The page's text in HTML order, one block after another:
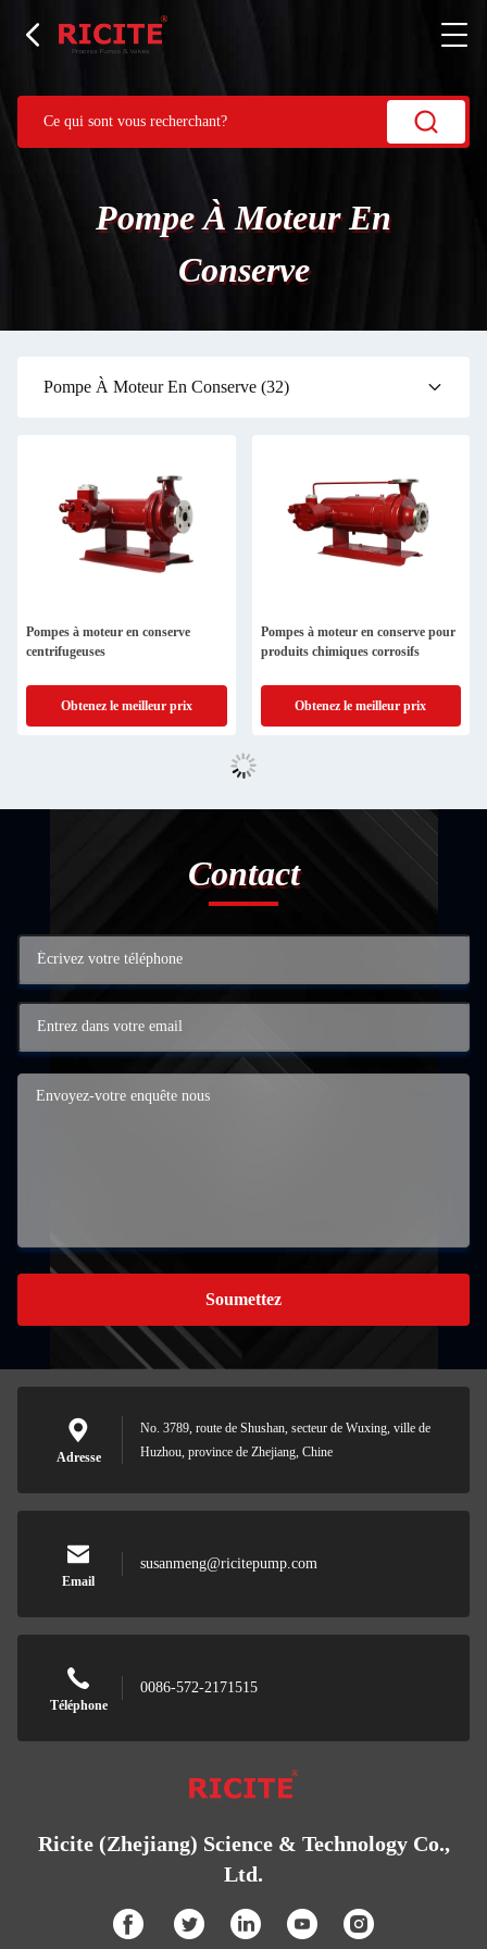
Pompe À Moteur En
Conserve
Pompe À Moteur En Conserve (32)
Pompes à moteur en conserve
centrifugeuses
Obtenez le meilleur prix
Pompes à moteur en conserve pour
produits chimiques corrosifs
Obtenez le meilleur prix
Contact
Soumettez
Adresse
No. 3789, route de Shushan, secteur de Wuxing, ville de
Huzhou, province de Zhejiang, Chine
Email
susanmeng@ricitepump.com
Téléphone
0086-572-2171515
Ricite (Zhejiang) Science & Technology Co.,
Ltd.